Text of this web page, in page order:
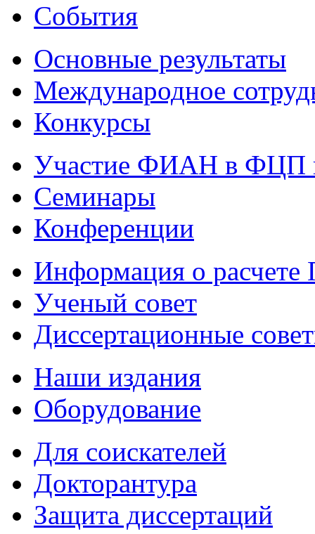
События
Основные результаты
Международное
Конкурсы
Участие ФИАН в ФЦП
Семинары
Конференции
Информация о
Ученый совет
Диссертационные
Наши издания
Оборудование
Для соискателей
Докторантура
Защита диссертаций